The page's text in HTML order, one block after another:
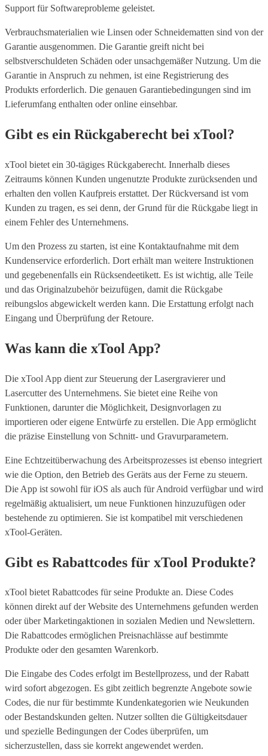
Support für Softwareprobleme geleistet.
Verbrauchsmaterialien wie Linsen oder Schneidematten sind von der
Garantie ausgenommen. Die Garantie greift nicht bei
selbstverschuldeten Schäden oder unsachgemäßer Nutzung. Um die
Garantie in Anspruch zu nehmen, ist eine Registrierung des
Produkts erforderlich. Die genauen Garantiebedingungen sind im
Lieferumfang enthalten oder online einsehbar.
Gibt es ein Rückgaberecht bei xTool?
xTool bietet ein 30-tägiges Rückgaberecht. Innerhalb dieses
Zeitraums können Kunden ungenutzte Produkte zurücksenden und
erhalten den vollen Kaufpreis erstattet. Der Rückversand ist vom
Kunden zu tragen, es sei denn, der Grund für die Rückgabe liegt in
einem Fehler des Unternehmens.
Um den Prozess zu starten, ist eine Kontaktaufnahme mit dem
Kundenservice erforderlich. Dort erhält man weitere Instruktionen
und gegebenenfalls ein Rücksendeetikett. Es ist wichtig, alle Teile
und das Originalzubehör beizufügen, damit die Rückgabe
reibungslos abgewickelt werden kann. Die Erstattung erfolgt nach
Eingang und Überprüfung der Retoure.
Was kann die xTool App?
Die xTool App dient zur Steuerung der Lasergravierer und
Lasercutter des Unternehmens. Sie bietet eine Reihe von
Funktionen, darunter die Möglichkeit, Designvorlagen zu
importieren oder eigene Entwürfe zu erstellen. Die App ermöglicht
die präzise Einstellung von Schnitt- und Gravurparametern.
Eine Echtzeitüberwachung des Arbeitsprozesses ist ebenso integriert
wie die Option, den Betrieb des Geräts aus der Ferne zu steuern.
Die App ist sowohl für iOS als auch für Android verfügbar und wird
regelmäßig aktualisiert, um neue Funktionen hinzuzufügen oder
bestehende zu optimieren. Sie ist kompatibel mit verschiedenen
xTool-Geräten.
Gibt es Rabattcodes für xTool Produkte?
xTool bietet Rabattcodes für seine Produkte an. Diese Codes
können direkt auf der Website des Unternehmens gefunden werden
oder über Marketingaktionen in sozialen Medien und Newslettern.
Die Rabattcodes ermöglichen Preisnachlässe auf bestimmte
Produkte oder den gesamten Warenkorb.
Die Eingabe des Codes erfolgt im Bestellprozess, und der Rabatt
wird sofort abgezogen. Es gibt zeitlich begrenzte Angebote sowie
Codes, die nur für bestimmte Kundenkategorien wie Neukunden
oder Bestandskunden gelten. Nutzer sollten die Gültigkeitsdauer
und spezielle Bedingungen der Codes überprüfen, um
sicherzustellen, dass sie korrekt angewendet werden.